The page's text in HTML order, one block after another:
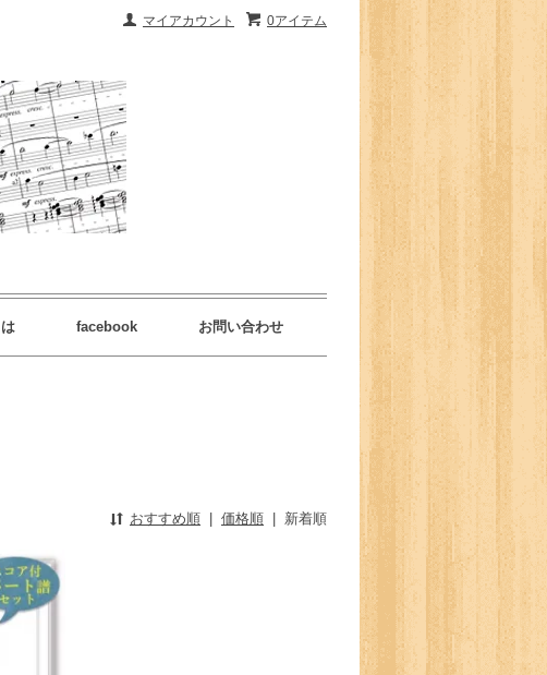
0アイテム
マイアカウント
facebook お問い合わせ
おすすめ順 | 価格順 | 新着順